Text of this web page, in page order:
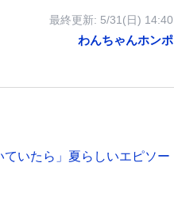
最終更新: 5/31(日) 14:40
わんちゃんホンポ
いたら」夏らしいエピソー